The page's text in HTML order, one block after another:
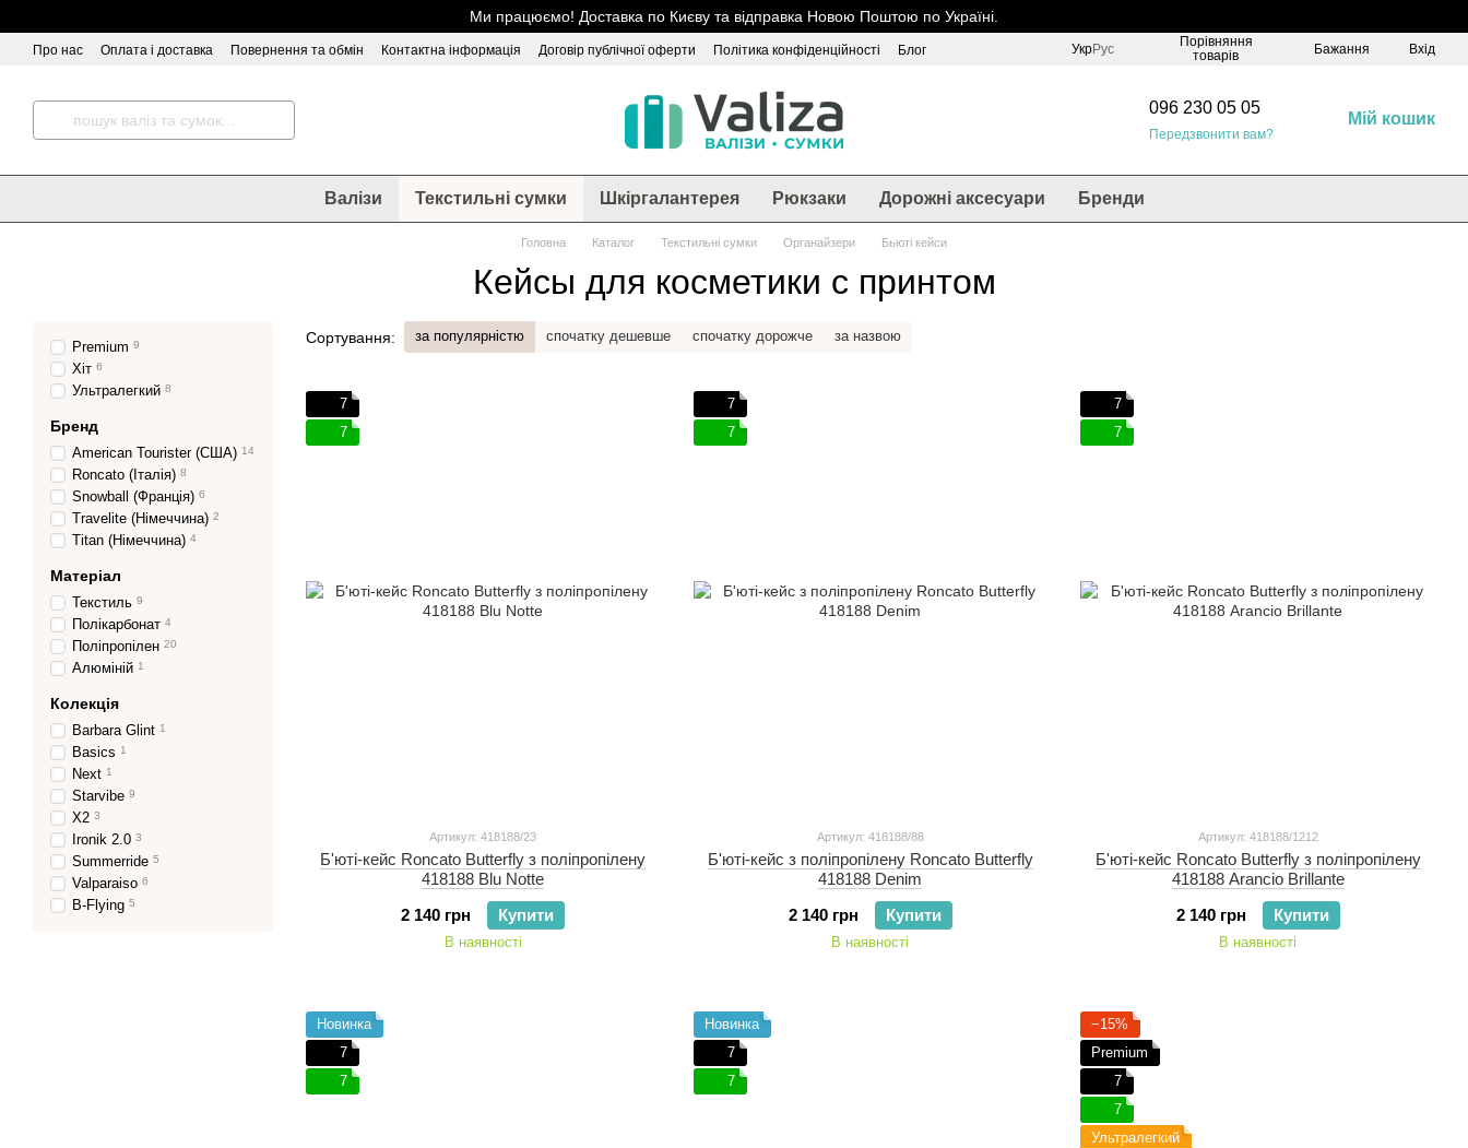
Ми працюємо! Доставка по Києву та відправка Новою Поштою по Україні.
Про нас Оплата і доставка Повернення та обмін Контактна інформація Договір публічної оферти Політика конфіденційності
Блог
УкрРус
Порівняння
товарів
Бажання Вхід
096 230 05 05
Передзвонити вам?
Мій кошик
Валізи Текстильні сумки Шкіргалантерея Рюкзаки Дорожні аксесуари Бренди
Головна Каталог Текстильні сумки Органайзери Бьюті кейси
Кейсы для косметики с принтом
Сортування: за популярністю спочатку дешевше спочатку дорожче за назвою
7
7
Артикул: 418188/23
Б'юті-кейс Roncato Butterfly з поліпропілену
418188 Blu Notte
2 140 грн
Купити
В наявності
7
7
Артикул: 418188/88
Б'юті-кейс з поліпропілену Roncato Butterfly
418188 Denim
2 140 грн
Купити
В наявності
7
7
Артикул: 418188/1212
Б'юті-кейс Roncato Butterfly з поліпропілену
418188 Arancio Brillante
2 140 грн
Купити
В наявності
Новинка
7
7
Новинка
7
7
−15%
Premium
7
7
Ультралегкий
Premium 9
Хіт 6
Ультралегкий 8
Бренд
American Tourister (США) 14
Roncato (Італія) 8
Snowball (Франція) 6
Travelite (Німеччина) 2
Titan (Німеччина) 4
Матеріал
Текстиль 9
Полікарбонат 4
Поліпропілен 20
Алюміній 1
Колекція
Barbara Glint 1
Basics 1
Next 1
Starvibe 9
X2 3
Ironik 2.0 3
Summerride 5
Valparaiso 6
B-Flying 5